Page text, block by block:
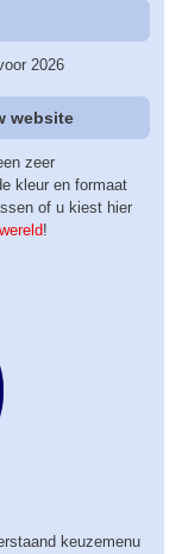
2026
website
zeer
kleur en formaat
of u kiest hier
!
keuzemenu